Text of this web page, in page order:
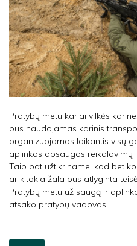
Pratybų metu kariai vilkės
bus naudojamas karinis
organizuojamos laikantis visų
aplinkos apsaugos reikalavimų
Taip pat užtikriname, kad bet
ar kitokia žala bus atlyginta
Pratybų metu už saugą ir
atsako pratybų vadovas.